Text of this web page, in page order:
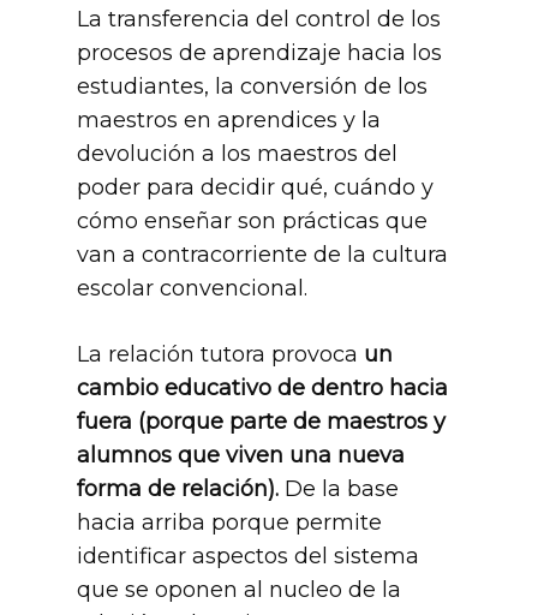
La transferencia del control de los
procesos de aprendizaje hacia los
estudiantes, la conversión de los
maestros en aprendices y la
devolución a los maestros del
poder para decidir qué, cuándo y
cómo enseñar son prácticas que
van a contracorriente de la cultura
escolar convencional.
La relación tutora provoca un
cambio educativo de dentro hacia
fuera (porque parte de maestros y
alumnos que viven una nueva
forma de relación). De la base
hacia arriba porque permite
identificar aspectos del sistema
que se oponen al nucleo de la